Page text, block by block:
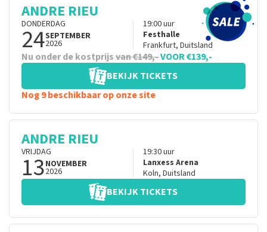
ANDRE RIEU
DONDERDAG
24SEPTEMBER
2026
19:00uur
Festhalle
Frankfurt, Duitsland
Nu onder de kostprijsvan €149,-VOOR €139,-
BEKIJK TICKETS
Nog 9 beschikbaar op onze site
ANDRE RIEU
VRIJDAG
13NOVEMBER
2026
19:30uur
Lanxess Arena
Koln, Duitsland
BEKIJK TICKETS